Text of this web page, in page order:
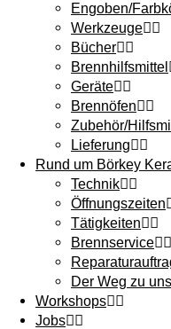
Engoben/
Werkzeuge
Bücher
Brennhilfsmittel
Geräte
Brennöfen
Zubehör/
Lieferung
Rund um Börkey
Technik
Öffnungszeiten
Tätigkeiten
Brennservice
Der Weg zu uns
Workshops
Jobs